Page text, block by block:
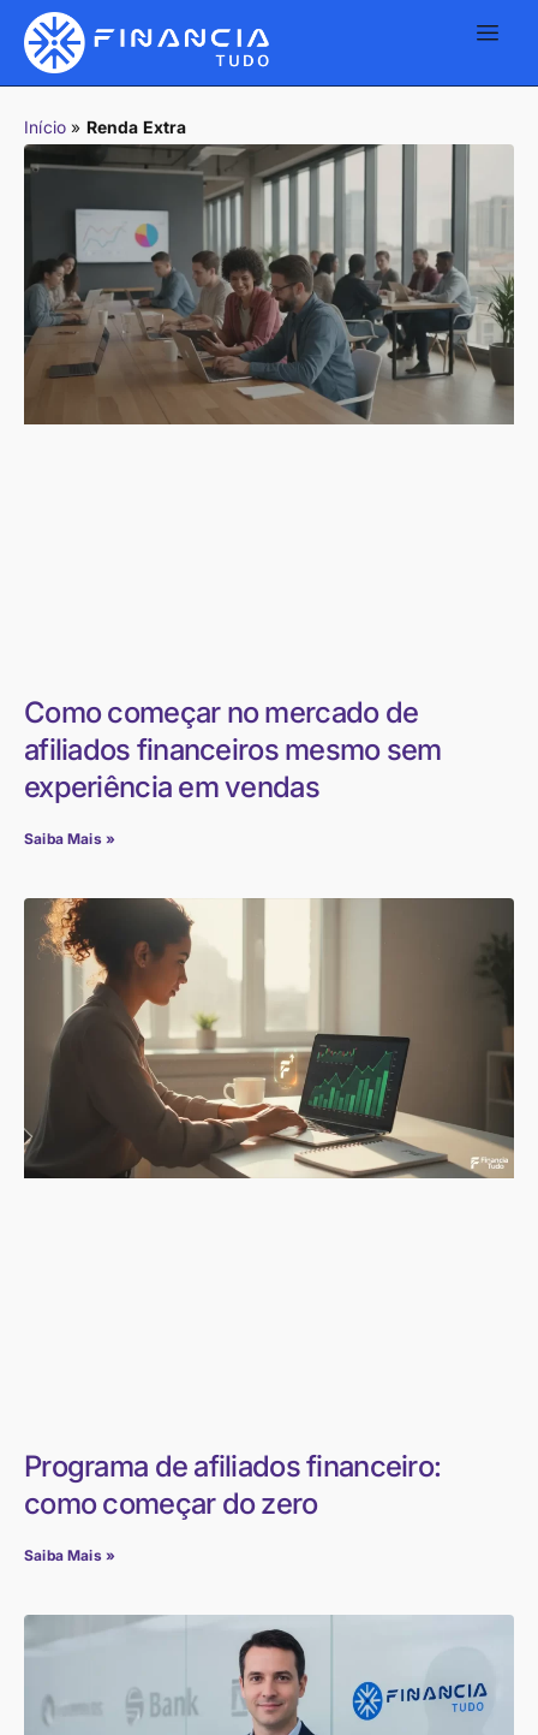
Início » Renda Extra
Como começar no mercado de
afiliados financeiros mesmo sem
experiência em vendas
Saiba Mais »
Programa de afiliados financeiro:
como começar do zero
Saiba Mais »